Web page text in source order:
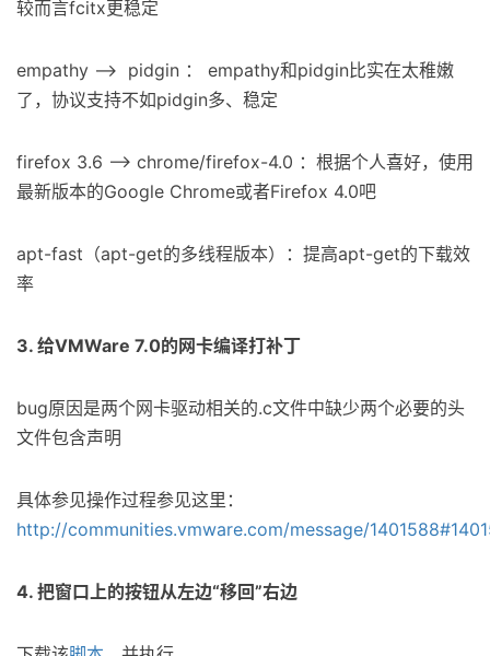
较而言fcitx更稳定
empathy —> pidgin ： empathy和pidgin比实在太稚嫩
了，协议支持不如pidgin多、稳定
firefox 3.6 —-> chrome/firefox-4.0 ：根据个人喜好，使用
最新版本的Google Chrome或者Firefox 4.0吧
apt-fast（apt-get的多线程版本）：提高apt-get的下载效
率
3. 给VMWare 7.0的网卡编译打补丁
bug原因是两个网卡驱动相关的.c文件中缺少两个必要的头
文件包含声明
具体参见操作过程参见这里：
http://communities.vmware.com/message/
4. 把窗口上的按钮从左边“移回”右边